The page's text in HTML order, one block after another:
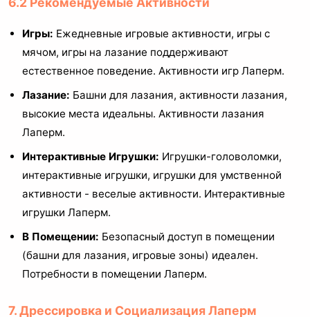
Игры: Ежедневные игровые активности, игры с
мячом, игры на лазание поддерживают
естественное поведение. Активности игр Лаперм.
Лазание: Башни для лазания, активности лазания,
высокие места идеальны. Активности лазания
Лаперм.
Интерактивные Игрушки: Игрушки-головоломки,
интерактивные игрушки, игрушки для умственной
активности - веселые активности. Интерактивные
игрушки Лаперм.
В Помещении: Безопасный доступ в помещении
(башни для лазания, игровые зоны) идеален.
Потребности в помещении Лаперм.
7. Дрессировка и Социализация Лаперм